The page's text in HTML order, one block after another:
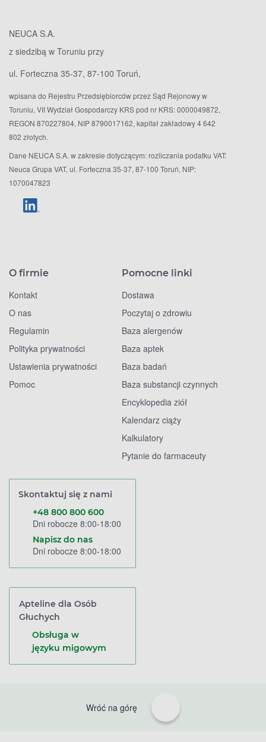
NEUCA S.A.
z siedzibą w Toruniu przy
ul. Forteczna 35-37, 87-100 Toruń,
wpisana do Rejestru Przedsiębiorców przez Sąd Rejonowy w
Toruniu, VII Wydział Gospodarczy KRS pod nr KRS: 0000049872,
REGON 870227804, NIP 8790017162, kapitał zakładowy 4 642
802 złotych.
Dane NEUCA S.A. w zakresie dotyczącym: rozliczania podatku VAT:
Neuca Grupa VAT, ul. Forteczna 35-37, 87-100 Toruń, NIP:
1070047823
O firmie
Kontakt
O nas
Regulamin
Polityka prywatności
Ustawienia prywatności
Pomoc
Pomocne linki
Dostawa
Poczytaj o zdrowiu
Baza alergenów
Baza aptek
Baza badań
Baza substancji czynnych
Encyklopedia ziół
Kalendarz ciąży
Kalkulatory
Pytanie do farmaceuty
Skontaktuj się z nami
+48 800 800 600
Dni robocze 8:00-18:00
Napisz do nas
Dni robocze 8:00-18:00
Apteline dla Osób
Głuchych
Obsługa w
języku migowym
Wróć na górę